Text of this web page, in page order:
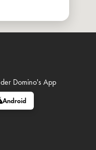
der Domino's App
Android